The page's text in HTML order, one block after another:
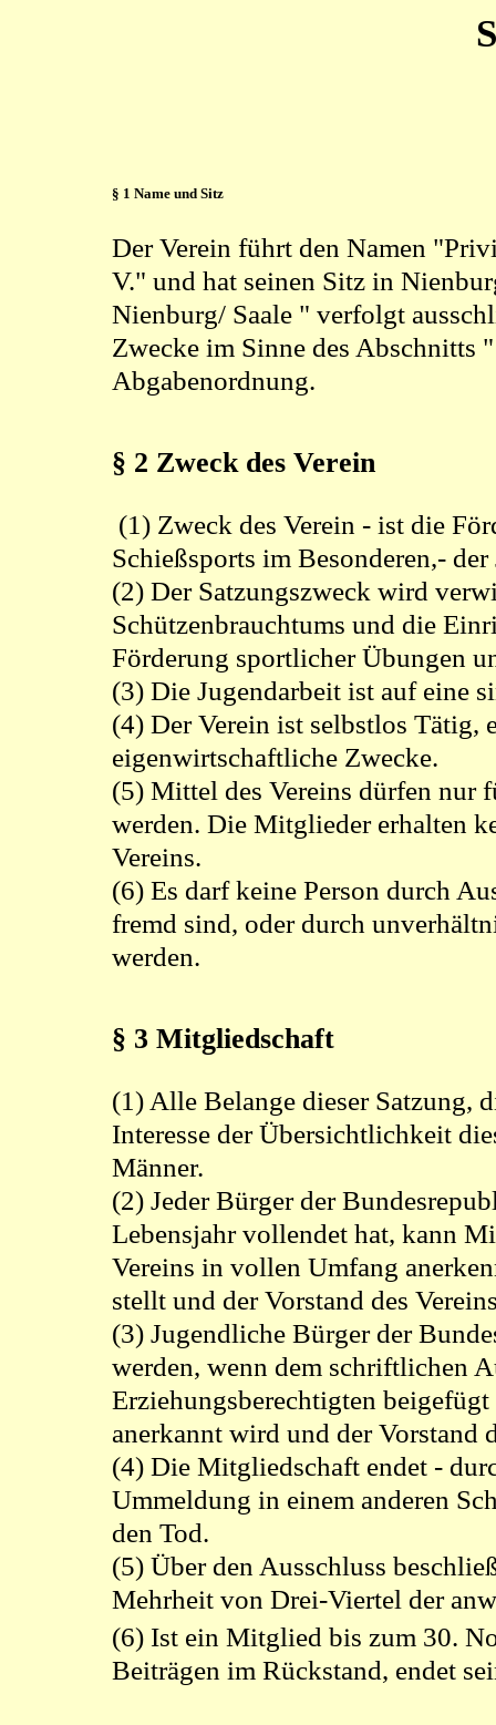
§ 1 Name und Sitz
Der Verein führt den Namen
V." und hat seinen Sitz in
Nienburg/ Saale " verfolgt
Zwecke im Sinne des Abschnitts
Abgabenordnung.
§ 2 Zweck des Verein
(1) Zweck des Verein - ist die
Schießsports im Besonderen,-
(2) Der Satzungszweck wird
Schützenbrauchtums und die
Förderung sportlicher Übungen
(3) Die Jugendarbeit ist auf eine
(4) Der Verein ist selbstlos
eigenwirtschaftliche Zwecke.
(5) Mittel des Vereins dürfen nur
werden. Die Mitglieder erhalten
Vereins.
(6) Es darf keine Person durch
fremd sind, oder durch
werden.
§ 3 Mitgliedschaft
(1) Alle Belange dieser Satzung,
Interesse der Übersichtlichkeit
Männer.
(2) Jeder Bürger der
Lebensjahr vollendet hat, kann
Vereins in vollen Umfang
stellt und der Vorstand des
(3) Jugendliche Bürger der
werden, wenn dem schriftlichen
Erziehungsberechtigten
anerkannt wird und der Vorstand
(4) Die Mitgliedschaft endet -
Ummeldung in einem anderen
den Tod.
(5) Über den Ausschluss
Mehrheit von Drei-Viertel der
(6) Ist ein Mitglied bis zum 30.
Beiträgen im Rückstand, endet